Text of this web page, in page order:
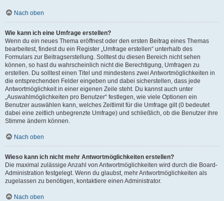
Nach oben
Wie kann ich eine Umfrage erstellen?
Wenn du ein neues Thema eröffnest oder den ersten Beitrag eines Themas
bearbeitest, findest du ein Register „Umfrage erstellen“ unterhalb des
Formulars zur Beitragserstellung. Solltest du diesen Bereich nicht sehen
können, so hast du wahrscheinlich nicht die Berechtigung, Umfragen zu
erstellen. Du solltest einen Titel und mindestens zwei Antwortmöglichkeiten in
die entsprechenden Felder eingeben und dabei sicherstellen, dass jede
Antwortmöglichkeit in einer eigenen Zeile steht. Du kannst auch unter
„Auswahlmöglichkeiten pro Benutzer“ festlegen, wie viele Optionen ein
Benutzer auswählen kann, welches Zeitlimit für die Umfrage gilt (0 bedeutet
dabei eine zeitlich unbegrenzte Umfrage) und schließlich, ob die Benutzer ihre
Stimme ändern können.
Nach oben
Wieso kann ich nicht mehr Antwortmöglichkeiten erstellen?
Die maximal zulässige Anzahl von Antwortmöglichkeiten wird durch die Board-
Administration festgelegt. Wenn du glaubst, mehr Antwortmöglichkeiten als
zugelassen zu benötigen, kontaktiere einen Administrator.
Nach oben